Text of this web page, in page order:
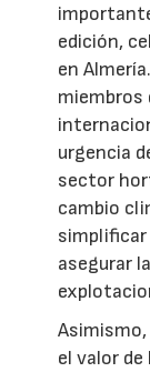
edición,
en
miembros
urgencia
sector
cambio
asegurar
el valor